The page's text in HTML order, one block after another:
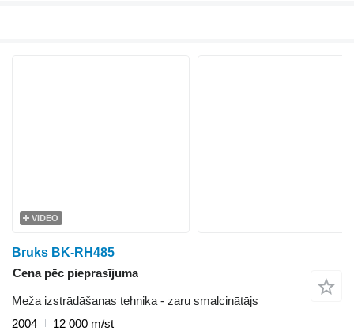
VIDEO
Bruks BK-RH485
Cena pēc pieprasījuma
Meža izstrādāšanas tehnika - zaru smalcinātājs
2004
12 000 m/st